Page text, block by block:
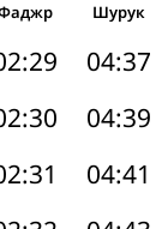
Шурук
04:37
04:39
04:41